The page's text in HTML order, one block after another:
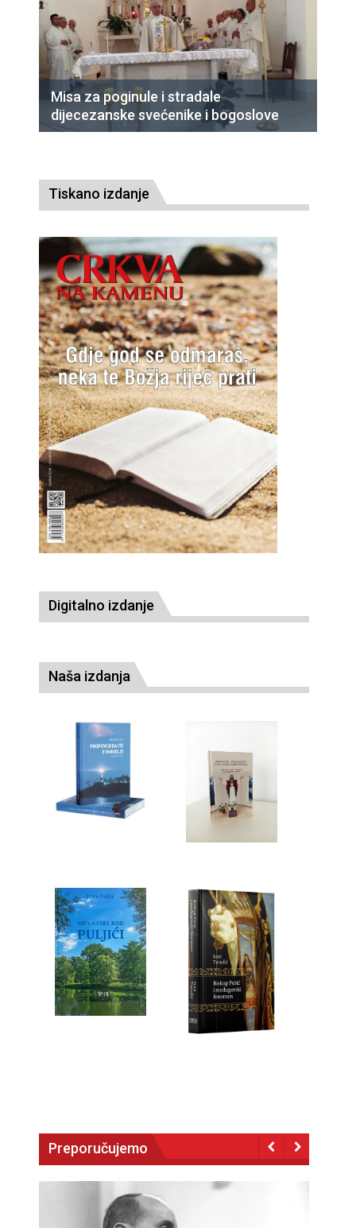
Misa za poginule i stradale
dijecezanske svećenike i bogoslove
Tiskano izdanje
Digitalno izdanje
Naša izdanja
Preporučujemo